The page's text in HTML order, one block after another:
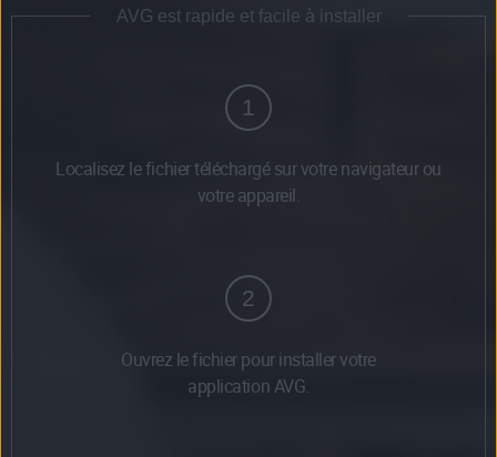
AVG est rapide et facile à installer
1
Localisez le fichier téléchargé sur votre navigateur ou
votre appareil.
2
Ouvrez le fichier pour installer votre
application AVG.